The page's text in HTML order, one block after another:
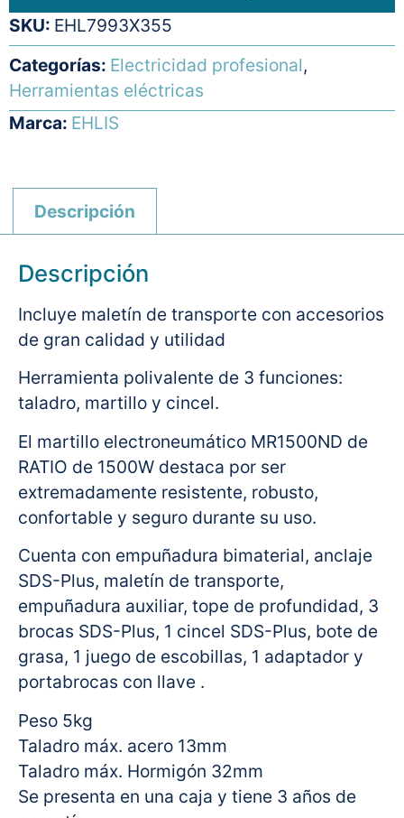
SKU: EHL7993X355
Categorías: Electricidad profesional,
Herramientas eléctricas
Marca: EHLIS
Descripción
Descripción
Incluye maletín de transporte con accesorios
de gran calidad y utilidad
Herramienta polivalente de 3 funciones:
taladro, martillo y cincel.
El martillo electroneumático MR1500ND de
RATIO de 1500W destaca por ser
extremadamente resistente, robusto,
confortable y seguro durante su uso.
Cuenta con empuñadura bimaterial, anclaje
SDS-Plus, maletín de transporte,
empuñadura auxiliar, tope de profundidad, 3
brocas SDS-Plus, 1 cincel SDS-Plus, bote de
grasa, 1 juego de escobillas, 1 adaptador y
portabrocas con llave .
Peso 5kg
Taladro máx. acero 13mm
Taladro máx. Hormigón 32mm
Se presenta en una caja y tiene 3 años de